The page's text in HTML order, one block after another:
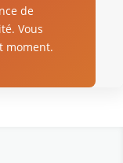
de
Vous
moment.